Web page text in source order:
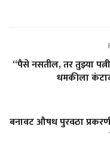
“पैसे नसतील, तर तुझ्या
धमकीला
बनावट औषध पुरवठा